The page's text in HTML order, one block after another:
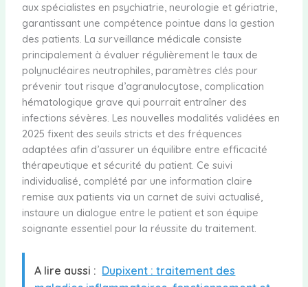
aux spécialistes en psychiatrie, neurologie et gériatrie,
garantissant une compétence pointue dans la gestion
des patients. La surveillance médicale consiste
principalement à évaluer régulièrement le taux de
polynucléaires neutrophiles, paramètres clés pour
prévenir tout risque d’agranulocytose, complication
hématologique grave qui pourrait entraîner des
infections sévères. Les nouvelles modalités validées en
2025 fixent des seuils stricts et des fréquences
adaptées afin d’assurer un équilibre entre efficacité
thérapeutique et sécurité du patient. Ce suivi
individualisé, complété par une information claire
remise aux patients via un carnet de suivi actualisé,
instaure un dialogue entre le patient et son équipe
soignante essentiel pour la réussite du traitement.
A lire aussi : Dupixent : traitement des